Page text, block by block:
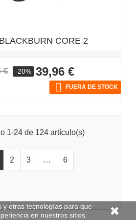
CORE 2
€ -20% Precio
39,96 €
 FUERA DE STOCK
1-24 de 124 artículo(s)
2 3 … 6
y otras tecnologías para que
en nuestros sitios.